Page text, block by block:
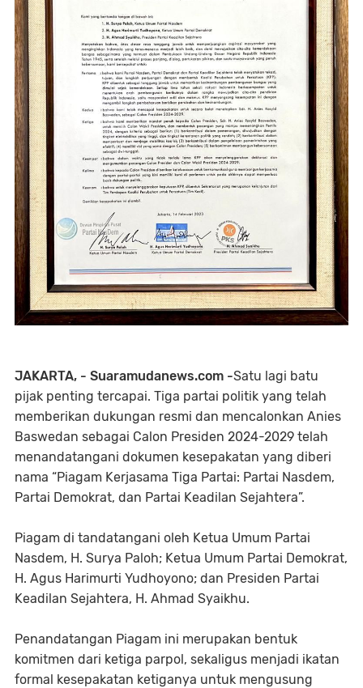
JAKARTA, - Suaramudanews.com -Satu lagi batu
pijak penting tercapai. Tiga partai politik yang telah
memberikan dukungan resmi dan mencalonkan Anies
Baswedan sebagai Calon Presiden 2024-2029 telah
menandatangani dokumen kesepakatan yang diberi
nama “Piagam Kerjasama Tiga Partai: Partai Nasdem,
Partai Demokrat, dan Partai Keadilan Sejahtera”.
Piagam di tandatangani oleh Ketua Umum Partai
Nasdem, H. Surya Paloh; Ketua Umum Partai Demokrat,
H. Agus Harimurti Yudhoyono; dan Presiden Partai
Keadilan Sejahtera, H. Ahmad Syaikhu.
Penandatangan Piagam ini merupakan bentuk
komitmen dari ketiga parpol, sekaligus menjadi ikatan
formal kesepakatan ketiganya untuk mengusung